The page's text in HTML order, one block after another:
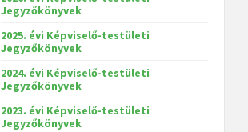
Jegyzőkönyvek
2025. évi Képviselő-testületi
Jegyzőkönyvek
2024. évi Képviselő-testületi
Jegyzőkönyvek
2023. évi Képviselő-testületi
Jegyzőkönyvek